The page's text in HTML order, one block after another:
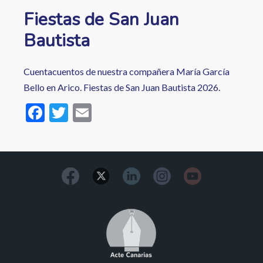
Fiestas de San Juan
Bautista
Cuentacuentos de nuestra compañera María García
Bello en Arico. Fiestas de San Juan Bautista 2026.
F
ac
e
T
w
itt
er
ai
l
Image